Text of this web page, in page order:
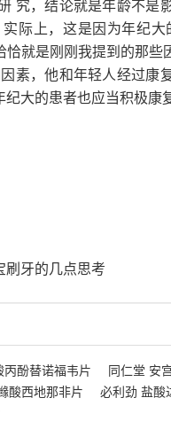
究，结论就是年龄不是
际上，这是因为年纪
就是刚刚我提到的那
素，他和年轻人经过康
大的患者也应当积极康
刷牙的几点思考
酚替诺福韦片 同仁堂 安
酸西地那非片 必利劲 盐酸